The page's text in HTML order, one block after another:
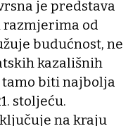
je predstava
od
budućnost, ne
kazališnih
tamo biti najbolja
stoljeću.
na kraju